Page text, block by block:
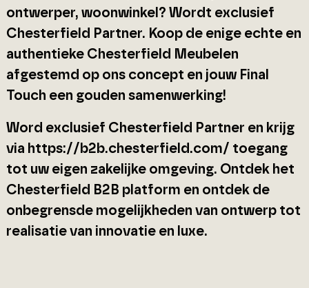
ontwerper, woonwinkel? Wordt exclusief
Chesterfield Partner. Koop de enige echte en
authentieke Chesterfield Meubelen
afgestemd op ons concept en jouw Final
Touch een gouden samenwerking!
Word exclusief Chesterfield Partner en krijg
via https://b2b.chesterfield.com/ toegang
tot uw eigen zakelijke omgeving. Ontdek het
Chesterfield B2B platform en ontdek de
onbegrensde mogelijkheden van ontwerp tot
realisatie van innovatie en luxe.